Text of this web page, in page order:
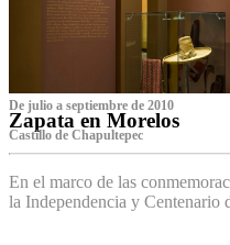
De julio a septiembre de 2010
Zapata en Morelos
Castillo de Chapultepec
En el marco de las
la Independencia y